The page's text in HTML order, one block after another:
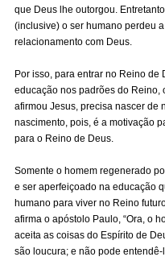
que Deus lhe outorgou.
(inclusive) o ser humano perdeu
relacionamento com Deus.
Por isso, para entrar no Reino de
educação nos padrões do Reino,
afirmou Jesus, precisa nascer de
nascimento, pois, é a motivação
para o Reino de Deus.
Somente o homem regenerado
e ser aperfeiçoado na educação
humano para viver no Reino
afirma o apóstolo Paulo, “Ora, o
aceita as coisas do Espírito de
são loucura; e não pode